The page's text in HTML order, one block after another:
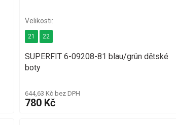
SUPERFIT 6-09208-81 blau/grün dětské
boty
644,63 Kč bez DPH
780 Kč
21 22